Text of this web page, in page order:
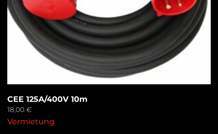
CEE 125A/400V 10m
18,00 €
Vermietung